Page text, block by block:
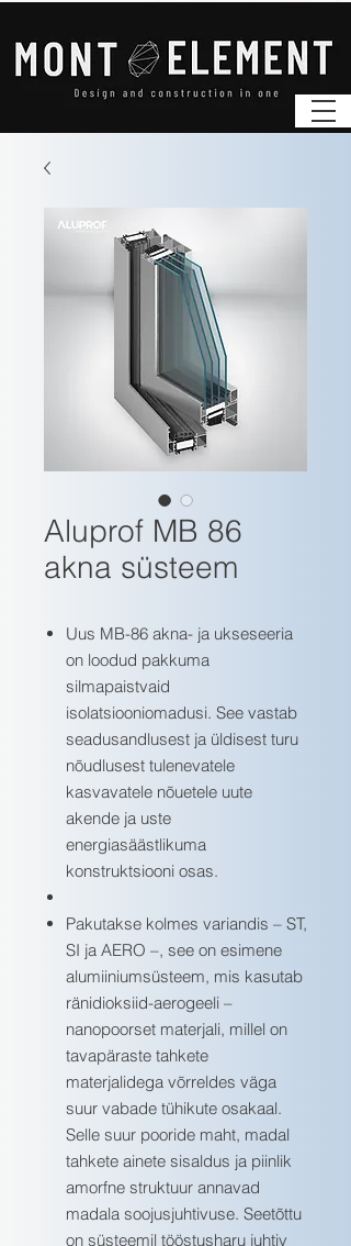
Aluprof MB 86
akna süsteem
Uus MB-86 akna- ja ukseseeria
on loodud pakkuma
silmapaistvaid
isolatsiooniomadusi. See vastab
seadusandlusest ja üldisest turu
nõudlusest tulenevatele
kasvavatele nõuetele uute
akende ja uste
energiasäästlikuma
konstruktsiooni osas.
Pakutakse kolmes variandis – ST,
SI ja AERO –, see on esimene
alumiiniumsüsteem, mis kasutab
ränidioksiid-aerogeeli –
nanopoorset materjali, millel on
tavapäraste tahkete
materjalidega võrreldes väga
suur vabade tühikute osakaal.
Selle suur pooride maht, madal
tahkete ainete sisaldus ja piinlik
amorfne struktuur annavad
madala soojusjuhtivuse. Seetõttu
on süsteemil tööstusharu juhtiv